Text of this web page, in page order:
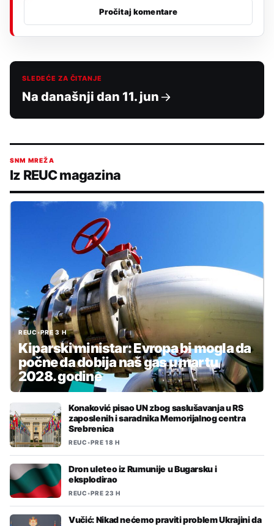
Pročitaj komentare
SLEDEĆE ZA ČITANJE
Na današnji dan 11. jun
SNM MREŽA
Iz REUC magazina
REUC•PRE 3 H
Kiparski ministar: Evropa bi mogla da
počne da dobija naš gas u martu
2028. godine
Konaković pisao UN zbog saslušavanja u RS
zaposlenih i saradnika Memorijalnog centra
Srebrenica
REUC•PRE 18 H
Dron uleteo iz Rumunije u Bugarsku i
eksplodirao
REUC•PRE 23 H
Vučić: Nikad nećemo praviti problem Ukrajini da